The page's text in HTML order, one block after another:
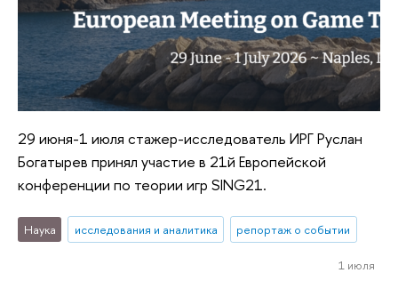
29 июня-1 июля стажер-исследователь ИРГ Руслан
Богатырев принял участие в 21й Европейской
конференции по теории игр SING21.
Наука исследования и аналитика репортаж о событии
1 июля